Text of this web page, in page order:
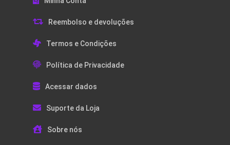
Reembolso e devoluções
Termos e Condições
Política de Privacidade
Acessar dados
Suporte da Loja
Sobre nós